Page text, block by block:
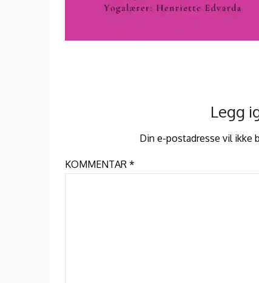
Legg
Din e-postadresse vil ikke
KOMMENTAR *